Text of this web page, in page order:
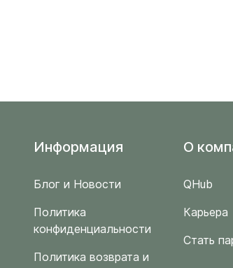
Информация
Блог и Новости
Политика
конфиденциальности
Политика возврата и
O
QHub
Карьера
Стать